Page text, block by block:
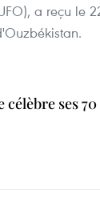
a reçu le
célèbre ses 70